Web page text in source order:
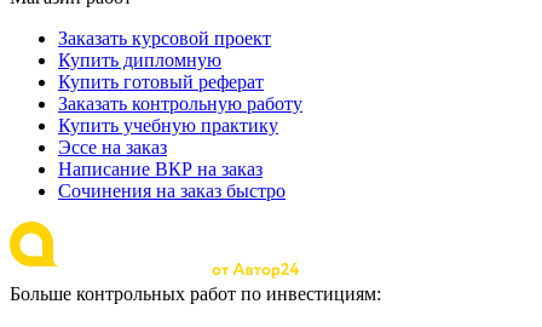
Заказать курсовой проект
Купить дипломную
Купить готовый реферат
Заказать контрольную работу
Купить учебную практику
Эссе на заказ
Написание ВКР на заказ
Сочинения на заказ быстро
Больше контрольных работ по инвестициям: